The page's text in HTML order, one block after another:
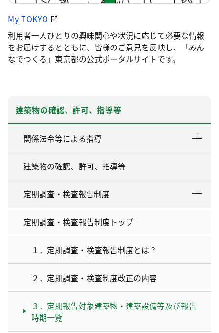
My TOKYO
利用者一人ひとりの興味関心や状況に応じて必要な情報
をお届けするとともに、皆様のご意見を反映し、「みん
なでつくる」東京都の公式ポータルサイトです。
建築物の確認、許可、指導等
関係法令等による指導
建築物の確認、許可、指導等
定期調査・検査報告制度
定期調査・検査報告制度トップ
１．定期調査・検査報告制度とは？
２．定期調査・検査制度改正の内容
３．定期報告対象建築物・建築設備等及び報告
時期一覧